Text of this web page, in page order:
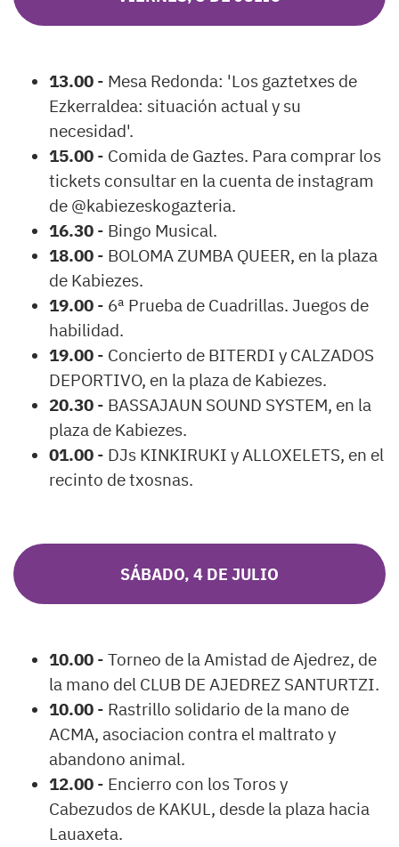
13.00 - Mesa Redonda: 'Los gaztetxes de
Ezkerraldea: situación actual y su
necesidad'.
15.00 - Comida de Gaztes. Para comprar los
tickets consultar en la cuenta de instagram
de @kabiezeskogazteria.
16.30 - Bingo Musical.
18.00 - BOLOMA ZUMBA QUEER, en la plaza
de Kabiezes.
19.00 - 6ª Prueba de Cuadrillas. Juegos de
habilidad.
19.00 - Concierto de BITERDI y CALZADOS
DEPORTIVO, en la plaza de Kabiezes.
20.30 - BASSAJAUN SOUND SYSTEM, en la
plaza de Kabiezes.
01.00 - DJs KINKIRUKI y ALLOXELETS, en el
recinto de txosnas.
SÁBADO, 4 DE JULIO
10.00 - Torneo de la Amistad de Ajedrez, de
la mano del CLUB DE AJEDREZ SANTURTZI.
10.00 - Rastrillo solidario de la mano de
ACMA, asociacion contra el maltrato y
abandono animal.
12.00 - Encierro con los Toros y
Cabezudos de KAKUL, desde la plaza hacia
Lauaxeta.